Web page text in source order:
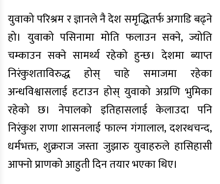
युवाको परिश्रम र ज्ञानले नै देश समृद्धितर्फ अगाडि बढ्ने
हो। युवाको पसिनामा मोति फलाउन सक्ने, ज्योति
चम्काउन सक्ने सामर्थ्य रहेको हुन्छ। देशमा ब्याप्त
निरंकुशताविरुद्ध होस् चाहे समाजमा रहेका
अन्धविश्वासलाई हटाउन होस् युवाको अग्रणि भुमिका
रहेको छ। नेपालको इतिहासलाई केलाउदा पनि
निरंकुश राणा शासनलाई फाल्न गंगालाल, दशरथचन्द,
धर्मभक्त, शुक्रराज जस्ता जुझारु युवाहरुले हासिहासी
आफ्नो प्राणको आहुती दिन तयार भएका थिए।